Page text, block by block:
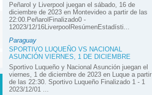
Peñarol y Liverpool juegan el sábado, 16 de
diciembre de 2023 en Montevideo a partir de las
22:00.PeñarolFinalizado0 -
12023/12/16LiverpoolResúmenEstadísti...
Paraguay
SPORTIVO LUQUEÑO VS NACIONAL
ASUNCIÓN VIERNES, 1 DE DICIEMBRE
Sportivo Luqueño y Nacional Asunción juegan el
viernes, 1 de diciembre de 2023 en Luque a partir
de las 22:30. Sportivo Luqueño Finalizado 1 - 1
2023/12/01 ...